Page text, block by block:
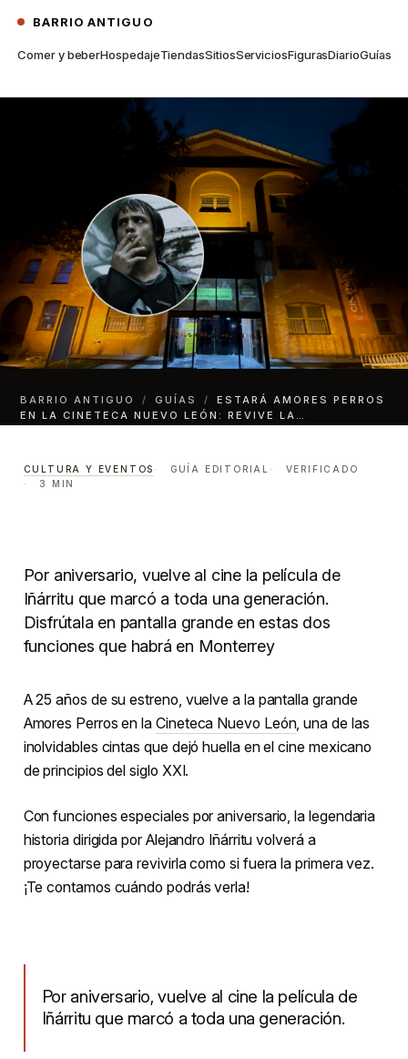
BARRIO ANTIGUO
Comer y beberHospedajeTiendasSitiosServiciosFigurasDiarioGuías
BARRIO ANTIGUO / GUÍAS /
ESTARÁ AMORES PERROS
EN LA CINETECA NUEVO LEÓN: REVIVE LA…
Estará Amores Perros en la
Cineteca Nuevo León
revive la película que marcó
años.
CULTURA Y EVENTOSLECTURA · 3 MIN
CENTRO · MONTERREY
CULTURA Y EVENTOS GUÍA EDITORIAL
VERIFICADO
3 MIN
Por aniversario, vuelve al cine la película de
Iñárritu que marcó a toda una generación.
Disfrútala en pantalla grande en estas dos
funciones que habrá en Monterrey
A 25 años de su estreno, vuelve a la pantalla grande
Amores Perros en la Cineteca Nuevo León, una de las
inolvidables cintas que dejó huella en el cine mexicano
de principios del siglo XXI.
Con funciones especiales por aniversario, la legendaria
historia dirigida por Alejandro Iñárritu volverá a
proyectarse para revivirla como si fuera la primera vez.
¡Te contamos cuándo podrás verla!
Por aniversario, vuelve al cine la película de
Iñárritu que marcó a toda una generación.